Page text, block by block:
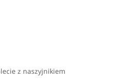
z naszyjnikiem